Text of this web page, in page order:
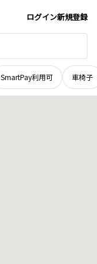
ログイン新規登録
SmartPay利用可 車椅子